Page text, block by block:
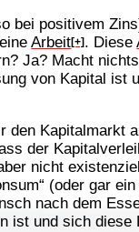
bei positivem
Arbeit[+]. Diese
Ja? Macht
von Kapital ist
den Kapitalmarkt
der
nicht
(oder gar
nach dem
ist und sich diese